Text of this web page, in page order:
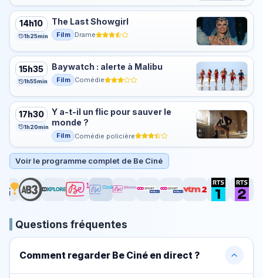
14h10
1h25min
The Last Showgirl
Film Drame
15h35
1h55min
Baywatch : alerte à Malibu
Film Comédie
17h30
1h20min
Y a-t-il un flic pour sauver le
monde ?
Film Comédie policière
Voir le programme complet de Be Ciné
Questions fréquentes
Comment regarder Be Ciné en direct ?